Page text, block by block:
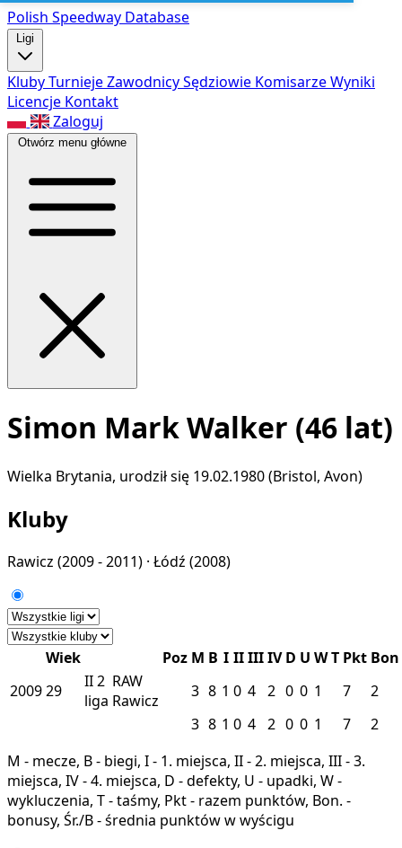
Polish Speedway Database
Ligi
KlubyTurniejeZawodnicySędziowie KomisarzeWyniki
Licencje Kontakt
Zaloguj
Otwórz menu główne
Simon Mark Walker (46 lat)
Wielka Brytania, urodził się 19.02.1980 (Bristol, Avon)
Kluby
Rawicz (2009 - 2011) · Łódź (2008)
Wiek Poz M B I IIIIIIV D U WT Pkt Bon
200929 II2
liga
RAW
Rawicz
3 8 1 0 4 2 0 0 1 7
2
3 8 1 0 4 2 0 0 1 7
2
M - mecze, B - biegi, I - 1. miejsca, II - 2. miejsca, III - 3.
miejsca, IV - 4. miejsca, D - defekty, U - upadki, W -
wykluczenia, T - taśmy, Pkt - razem punktów, Bon. -
bonusy, Śr./B - średnia punktów w wyścigu